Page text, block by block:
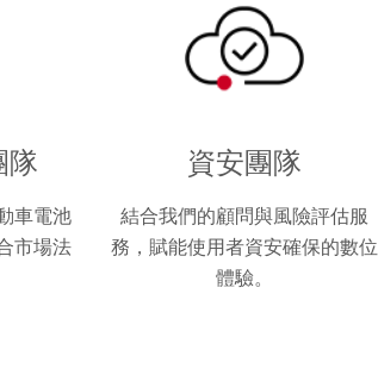
隊
車電池
市場法
資安團隊
結合我們的顧問與風險評估服
務，賦能使用者資安確保的數位
體驗。